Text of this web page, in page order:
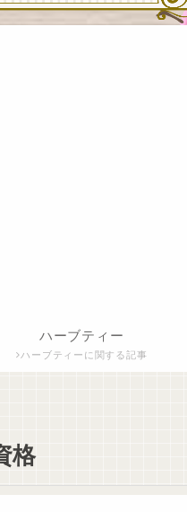
ハーブティー
ハーブティーに関する記事
格